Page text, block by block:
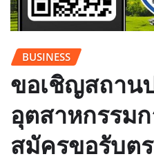
BUSINESS
ขอเชิญสถาน
อุตสาหกรรมก
สมัครขอรับ